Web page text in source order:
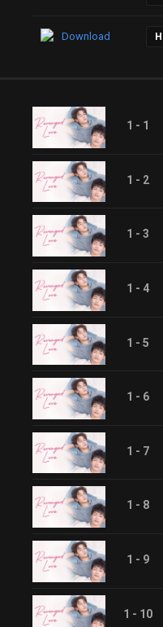
Download
1 - 1
1 - 2
1 - 3
1 - 4
1 - 5
1 - 6
1 - 7
1 - 8
1 - 9
1 - 10